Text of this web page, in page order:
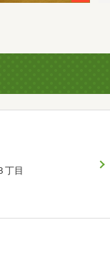
丁目